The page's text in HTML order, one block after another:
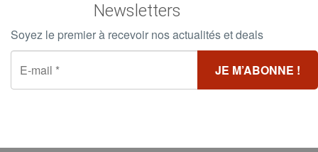
Newsletters
Soyez le premier à recevoir nos actualités et deals